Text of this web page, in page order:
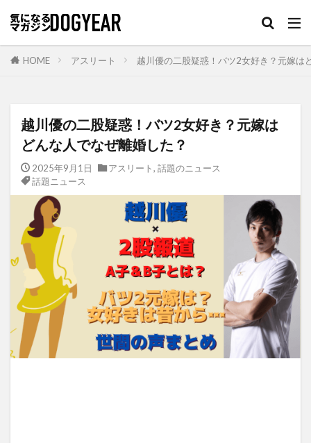
HOME アスリート 越川優の二股疑惑！バツ2女好き？元嫁は
越川優の二股疑惑！バツ2女好き？元嫁は
どんな人でなぜ離婚した？
2025年9月1日 アスリート, 話題のニュース
話題ニュース